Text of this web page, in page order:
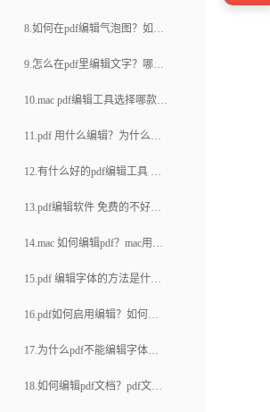
福昕pdf下载(38)
辑工具哪款简单好用呢？
8.如何在pdf编辑气泡图？如何
制作出美观实用的气泡图呢？
9.怎么在pdf里编辑文字？哪款
pdf编辑工具方便快捷？
10.mac pdf编辑工具选择哪款比
较好？如何裁剪pdf页面大小？
11.pdf 用什么编辑？为什么有
的pdf文件不能编辑修改？
12.有什么好的pdf编辑工具 mac
系统也能用？福昕云编辑为什
13.pdf编辑软件 免费的不好用
怎么办？福昕云编辑有什么功
14.mac 如何编辑pdf？mac用预
览编辑pdf的办法是怎样的？
15.pdf 编辑字体的方法是什
么？如何对pdf图像进行编辑？
16.pdf如何启用编辑？如何将
PDF文件合并？
17.为什么pdf不能编辑字体？
有没有解决PDF文件不能编辑
18.如何编辑pdf文档？pdf文件